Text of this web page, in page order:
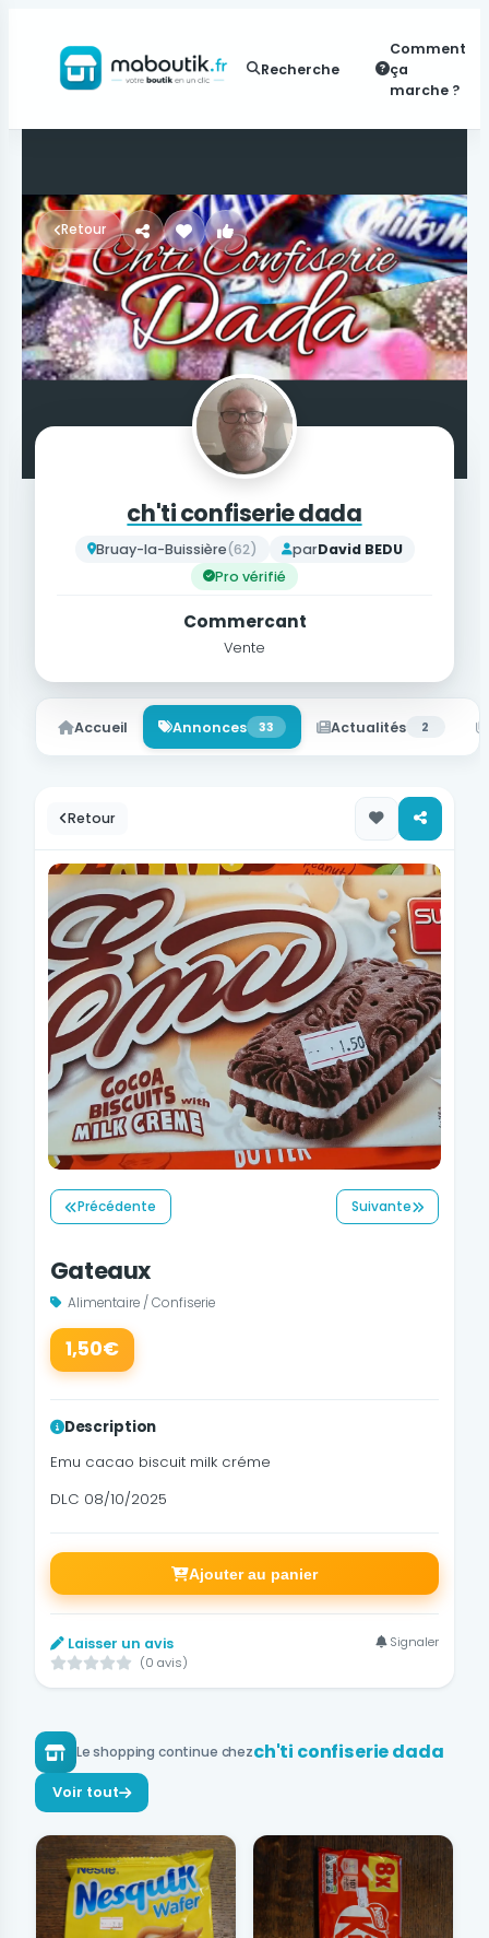
Recherche
Comment
ça
marche ?
Retour
ch'ti confiserie dada
Bruay-la-Buissière(62) parDavid BEDU
Pro vérifié
Commercant
Vente
Accueil Annonces 33 Actualités 2
Retour
Précédente Suivante
Gateaux
Alimentaire / Confiserie
1,50€
Description
Emu cacao biscuit milk créme
DLC 08/10/2025
Ajouter au panier
Laisser un avis
(0 avis)
Signaler
Le shopping continue chezch'ti confiserie dada
Voir tout